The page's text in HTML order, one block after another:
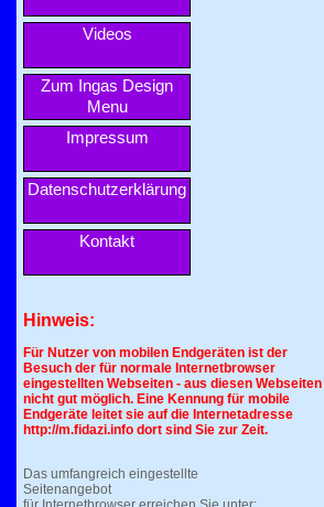
Videos
Zum Ingas Design
Menu
Impressum
Datenschutzerklärung
Kontakt
Hinweis:
Für Nutzer von mobilen Endgeräten ist der
Besuch der für normale Internetbrowser
eingestellten Webseiten - aus diesen Webseiten
nicht gut möglich. Eine Kennung für mobile
Endgeräte leitet sie auf die Internetadresse
http://m.fidazi.info dort sind Sie zur Zeit.
Das umfangreich eingestellte
Seitenangebot